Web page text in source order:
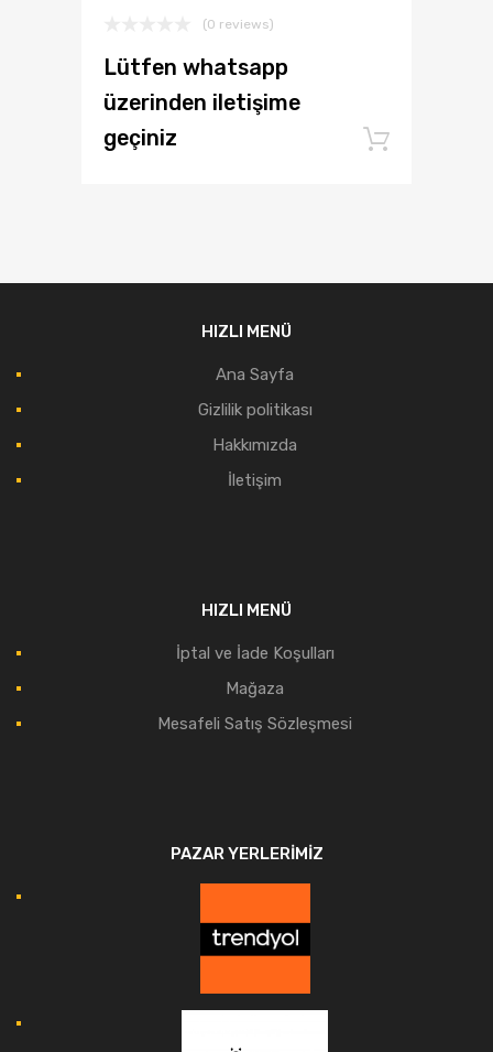
(0 reviews)
Lütfen whatsapp
üzerinden iletişime
geçiniz
HIZLI MENÜ
Ana Sayfa
Gizlilik politikası
Hakkımızda
İletişim
HIZLI MENÜ
İptal ve İade Koşulları
Mağaza
Mesafeli Satış Sözleşmesi
PAZAR YERLERIMIZ